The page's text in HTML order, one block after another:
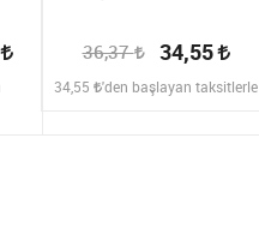
36,37 34,55
34,55 'den başlayan taksitlerle